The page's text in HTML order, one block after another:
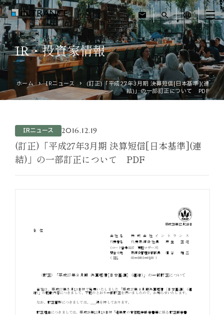
mail search language
トップ
企業情報
運営ホテル
IR・投資家情報
お知らせ
採用情報
IR・投資家情報
ホーム IRニュース
(訂正)「平成27年3月期 決算短信[日本基準](連
結)」の一部訂正について PDF
IRニュース 2016.12.19
(訂正)「平成27年3月期 決算短信[日本基準](連
結)」の一部訂正について PDF